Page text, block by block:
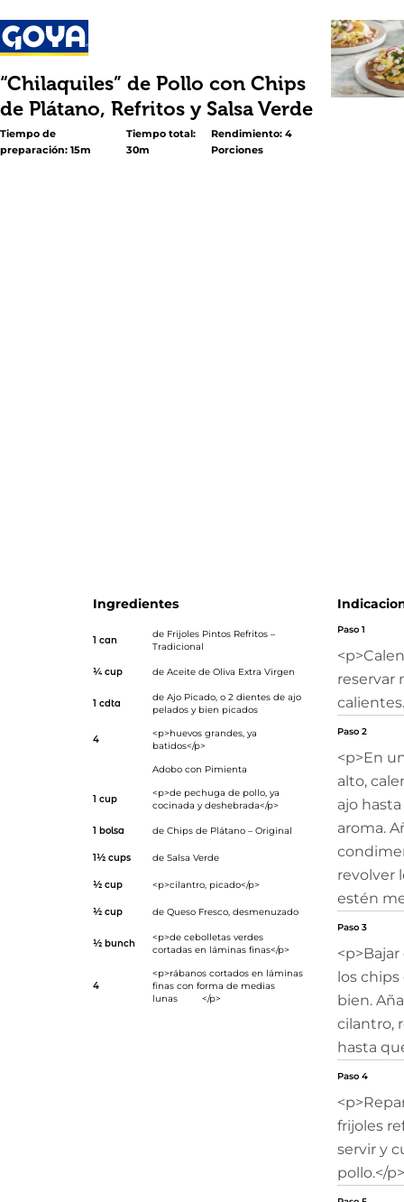
“Chilaquiles” de Pollo con Chips
de Plátano, Refritos y Salsa Verde
Tiempo de
preparación: 15m
Tiempo total:
30m
Rendimiento: 4
Porciones
Ingredientes
1 can
de Frijoles Pintos Refritos –
Tradicional
¼ cup de Aceite de Oliva Extra Virgen
1 cdta
de Ajo Picado, o 2 dientes de ajo
pelados y bien picados
4
<p>huevos grandes, ya
batidos</p>
Adobo con Pimienta
1 cup
<p>de pechuga de pollo, ya
cocinada y deshebrada</p>
1 bolsa de Chips de Plátano – Original
1½ cups de Salsa Verde
½ cup <p>cilantro, picado</p>
½ cup de Queso Fresco, desmenuzado
½ bunch
<p>de cebolletas verdes
cortadas en láminas finas</p>
4
<p>rábanos cortados en láminas
finas con forma de medias
lunas </p>
Paso 1
reservar
Paso 2
<p>En
alto,
ajo
aroma.
revolver
estén
Paso 3
los
bien.
cilantro,
hasta
Paso 4
frijoles
servir y
pollo.</p>